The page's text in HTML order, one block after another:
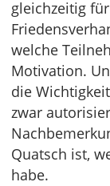
gleichzeitig
welche
Motivation.
die
zwar
Quatsch ist,
habe.